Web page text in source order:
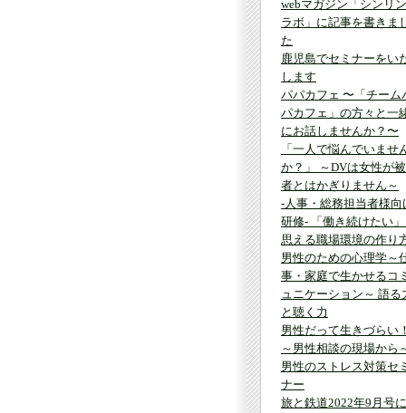
webマガジン「シンリン
ラボ」に記事を書きま
た
鹿児島でセミナーをい
します
パパカフェ 〜「チーム
パカフェ」の方々と一
にお話しませんか？〜
「一人で悩んでいませ
か？」 ～DVは女性が
者とはかぎりません～
-人事・総務担当者様向
研修- 「働き続けたい」
思える職場環境の作り
男性のための心理学～
事・家庭で生かせるコミ
ュニケーション～ 語る
と聴く力
男性だって生きづらい！
～男性相談の現場から
男性のストレス対策セミ
ナー
旅と鉄道2022年9月号に